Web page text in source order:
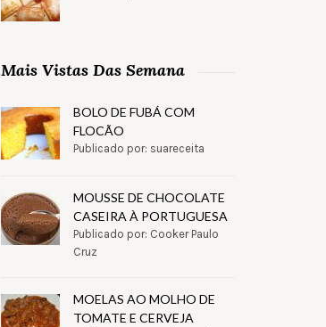
Mais Vistas Das Semana
BOLO DE FUBÁ COM
FLOCÃO
Publicado por: suareceita
MOUSSE DE CHOCOLATE
CASEIRA À PORTUGUESA
Publicado por: Cooker Paulo
Cruz
MOELAS AO MOLHO DE
TOMATE E CERVEJA